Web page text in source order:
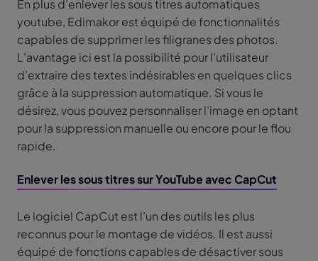
En plus d’enlever les sous titres automatiques
youtube, Edimakor est équipé de fonctionnalités
capables de supprimer les filigranes des photos.
L’avantage ici est la possibilité pour l’utilisateur
d’extraire des textes indésirables en quelques clics
grâce à la suppression automatique. Si vous le
désirez, vous pouvez personnaliser l’image en optant
pour la suppression manuelle ou encore pour le flou
rapide.
Enlever les sous titres sur YouTube avec CapCut
Le logiciel CapCut est l’un des outils les plus
reconnus pour le montage de vidéos. Il est aussi
équipé de fonctions capables de désactiver sous